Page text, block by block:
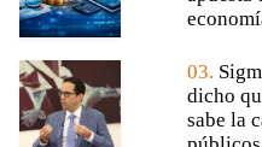
03.
dicho
sabe la